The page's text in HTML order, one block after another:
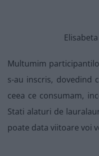
Multumim
s-au inscris, dovedind
ceea ce consumam,
Stati alaturi de
poate data viitoare voi